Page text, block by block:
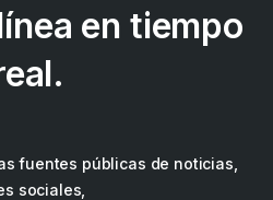
en tiempo
fuentes públicas de noticias,
sociales,